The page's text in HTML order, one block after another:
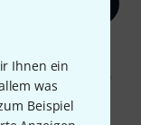
Ihnen ein
was
Beispiel
Erhalt von E-Mail-
zu. Die
finden Sie in
.